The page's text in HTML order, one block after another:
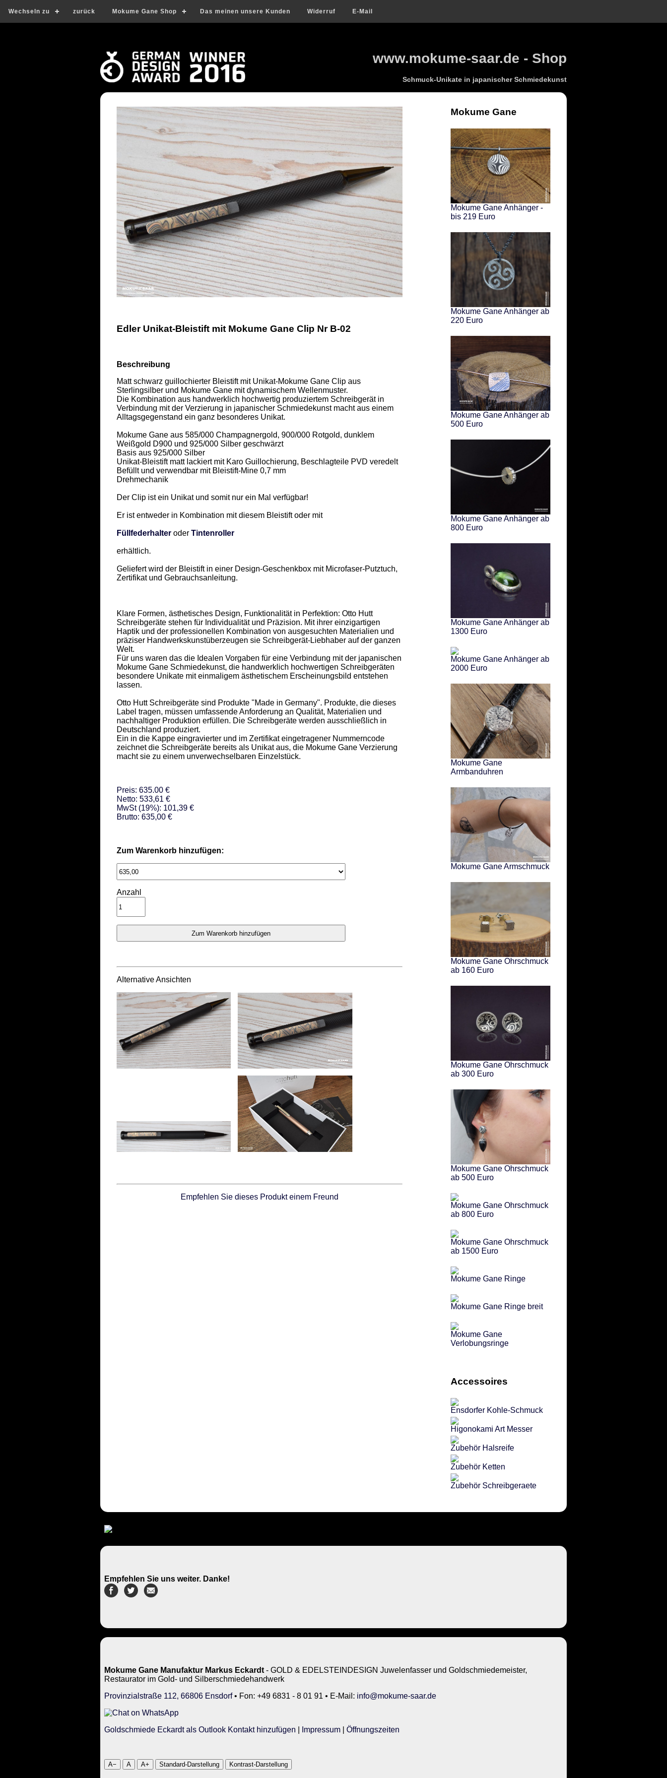
Wechseln zu zurück Mokume Gane Shop Das meinen unsere Kunden Widerruf E-Mail
www.mokume-saar.de - Shop
Schmuck-Unikate in japanischer Schmiedekunst
Edler Unikat-Bleistift mit Mokume Gane Clip Nr B-02
Beschreibung
Matt schwarz guillochierter Bleistift mit Unikat-Mokume Gane Clip aus
Sterlingsilber und Mokume Gane mit dynamischem Wellenmuster.
Die Kombination aus handwerklich hochwertig produziertem Schreibgerät in
Verbindung mit der Verzierung in japanischer Schmiedekunst macht aus einem
Alltagsgegenstand ein ganz besonderes Unikat.
Mokume Gane aus 585/000 Champagnergold, 900/000 Rotgold, dunklem
Weißgold D900 und 925/000 Silber geschwärzt
Basis aus 925/000 Silber
Unikat-Bleistift matt lackiert mit Karo Guillochierung, Beschlagteile PVD veredelt
Befüllt und verwendbar mit Bleistift-Mine 0,7 mm
Drehmechanik
Der Clip ist ein Unikat und somit nur ein Mal verfügbar!
Er ist entweder in Kombination mit diesem Bleistift oder mit
Füllfederhalter oder Tintenroller
erhältlich.
Geliefert wird der Bleistift in einer Design-Geschenkbox mit Microfaser-Putztuch,
Zertifikat und Gebrauchsanleitung.
Klare Formen, ästhetisches Design, Funktionalität in Perfektion: Otto Hutt
Schreibgeräte stehen für Individualität und Präzision. Mit ihrer einzigartigen
Haptik und der professionellen Kombination von ausgesuchten Materialien und
präziser Handwerkskunstüberzeugen sie Schreibgerät-Liebhaber auf der ganzen
Welt.
Für uns waren das die Idealen Vorgaben für eine Verbindung mit der japanischen
Mokume Gane Schmiedekunst, die handwerklich hochwertigen Schreibgeräten
besondere Unikate mit einmaligem ästhetischem Erscheinungsbild entstehen
lassen.
Otto Hutt Schreibgeräte sind Produkte "Made in Germany". Produkte, die dieses
Label tragen, müssen umfassende Anforderung an Qualität, Materialien und
nachhaltiger Produktion erfüllen. Die Schreibgeräte werden ausschließlich in
Deutschland produziert.
Ein in die Kappe eingravierter und im Zertifikat eingetragener Nummerncode
zeichnet die Schreibgeräte bereits als Unikat aus, die Mokume Gane Verzierung
macht sie zu einem unverwechselbaren Einzelstück.
Preis: 635.00 €
Netto: 533,61 €
MwSt (19%): 101,39 €
Brutto: 635,00 €
Zum Warenkorb hinzufügen:
Anzahl
Alternative Ansichten
Empfehlen Sie dieses Produkt einem Freund
Mokume Gane
Mokume Gane Anhänger -
bis 219 Euro
Mokume Gane Anhänger ab
220 Euro
Mokume Gane Anhänger ab
500 Euro
Mokume Gane Anhänger ab
800 Euro
Mokume Gane Anhänger ab
1300 Euro
Mokume Gane Anhänger ab
2000 Euro
Mokume Gane
Armbanduhren
Mokume Gane Armschmuck
Mokume Gane Ohrschmuck
ab 160 Euro
Mokume Gane Ohrschmuck
ab 300 Euro
Mokume Gane Ohrschmuck
ab 500 Euro
Mokume Gane Ohrschmuck
ab 800 Euro
Mokume Gane Ohrschmuck
ab 1500 Euro
Mokume Gane Ringe
Mokume Gane Ringe breit
Mokume Gane
Verlobungsringe
Accessoires
Ensdorfer Kohle-Schmuck
Higonokami Art Messer
Zubehör Halsreife
Zubehör Ketten
Zubehör Schreibgeraete
Empfehlen Sie uns weiter. Danke!
Mokume Gane Manufaktur Markus Eckardt - GOLD & EDELSTEINDESIGN Juwelenfasser und Goldschmiedemeister,
Restaurator im Gold- und Silberschmiedehandwerk
Provinzialstraße 112, 66806 Ensdorf• Fon: +49 6831 - 8 01 91 • E-Mail: info@mokume-saar.de
Goldschmiede Eckardt als Outlook Kontakt hinzufügen Impressum Öffnungszeiten
A− A A+ Standard-Darstellung Kontrast-Darstellung